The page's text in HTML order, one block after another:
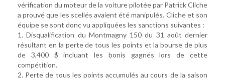
vérification du moteur de la voiture pilotée par Patrick Cliche
a prouvé que les scellés avaient été manipulés. Cliche et son
équipe se sont donc vu appliquées les sanctions suivantes :
1. Disqualification du Montmagny 150 du 31 août dernier
résultant en la perte de tous les points et la bourse de plus
de 3,400 $ incluant les bonis gagnés lors de cette
compétition.
2. Perte de tous les points accumulés au cours de la saison